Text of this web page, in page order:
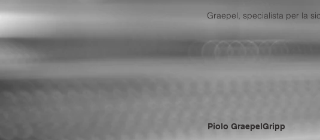
Graepel, specialista per la
Piolo GraepelGripp